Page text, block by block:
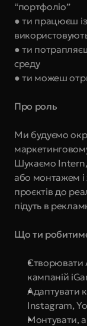
“портфоліо”
● ти працюєш
● ти
среду
● ти можеш
Про роль
Ми будуємо
Шукаємо Intern,
або монтажем і
проєктів до
підуть в
Що ти
Створювати
кампаній
Адаптувати
Instagram,
Монтувати,